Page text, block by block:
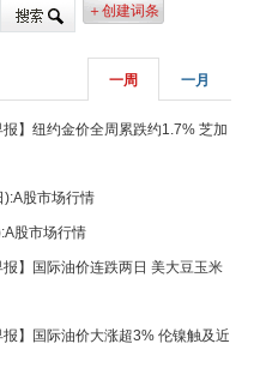
＋创建词条
一周 一月
报】纽约金价全周累跌约1.7% 芝加
股市场行情
股市场行情
报】国际油价连跌两日 美大豆玉米
报】国际油价大涨超3% 伦镍触及近